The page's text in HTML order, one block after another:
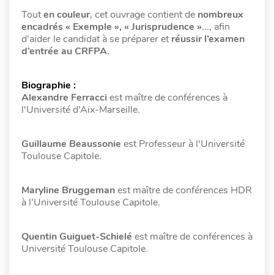
Touten couleur, cet ouvrage contient de nombreux
encadrés « Exemple », « Jurisprudence »..., afin
d’aider le candidat à se préparer etréussir l’examen
d’entrée au CRFPA.
Biographie :
Alexandre Ferracci est maître de conférences à
l'Université d’Aix-Marseille.
Guillaume Beaussonie est Professeur à l'Université
Toulouse Capitole.
Maryline Bruggemanest maître de conférences HDR
à l’Université Toulouse Capitole.
Quentin Guiguet-Schielé est maître de conférences à
Université Toulouse Capitole.